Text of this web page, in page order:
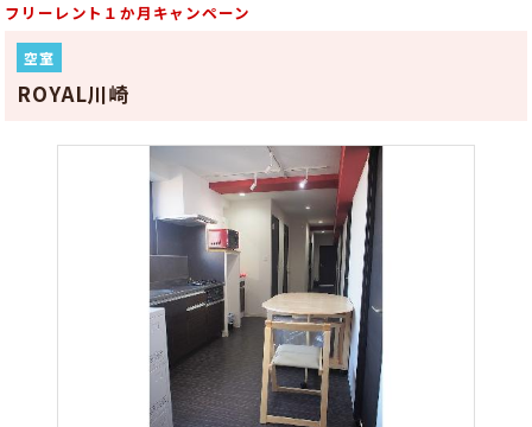
フリーレント１か月キャンペーン
空室
ROYAL川崎